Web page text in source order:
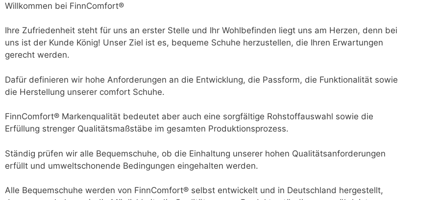
Willkommen bei FinnComfort®
Ihre Zufriedenheit steht für uns an erster Stelle und Ihr Wohlbefinden liegt uns am Herzen, denn bei
uns ist der Kunde König! Unser Ziel ist es, bequeme Schuhe herzustellen, die Ihren Erwartungen
gerecht werden.
Dafür definieren wir hohe Anforderungen an die Entwicklung, die Passform, die Funktionalität sowie
die Herstellung unserer comfort Schuhe.
FinnComfort® Markenqualität bedeutet aber auch eine sorgfältige Rohstoffauswahl sowie die
Erfüllung strenger Qualitätsmaßstäbe im gesamten Produktionsprozess.
Ständig prüfen wir alle Bequemschuhe, ob die Einhaltung unserer hohen Qualitätsanforderungen
erfüllt und umweltschonende Bedingungen eingehalten werden.
Alle Bequemschuhe werden von FinnComfort® selbst entwickelt und in Deutschland hergestellt,